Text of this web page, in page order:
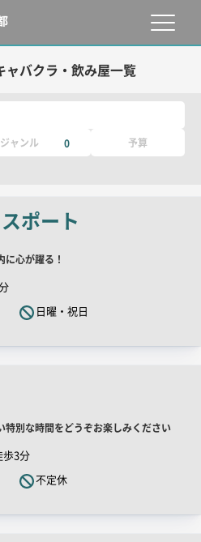
ャバクラ・飲み屋一覧
ジャンル 0 予算
ポート
心が躍る！
日曜・祝日
別な時間をどうぞお楽しみください
歩3分
不定休